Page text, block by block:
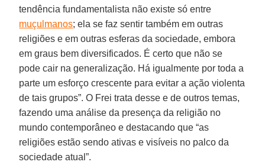
tendência fundamentalista não existe só entre
muçulmanos; ela se faz sentir também em outras
religiões e em outras esferas da sociedade, embora
em graus bem diversificados. É certo que não se
pode cair na generalização. Há igualmente por toda a
parte um esforço crescente para evitar a ação violenta
de tais grupos”. O Frei trata desse e de outros temas,
fazendo uma análise da presença da religião no
mundo contemporâneo e destacando que “as
religiões estão sendo ativas e visíveis no palco da
sociedade atual”.